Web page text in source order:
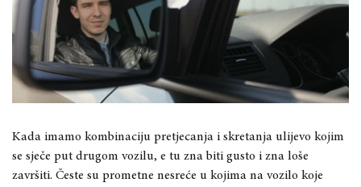
Kada imamo kombinaciju pretjecanja i skretanja ulijevo kojim
se sječe put drugom vozilu, e tu zna biti gusto i zna loše
završiti. Česte su prometne nesreće u kojima na vozilo koje